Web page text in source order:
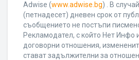
Adwise (www.adwise.bg) . В
(петнадесет) дневен срок от
съобщението не постъпи
Рекламодател, с който Нет Инфо
договорни отношения,
стават задължителни за